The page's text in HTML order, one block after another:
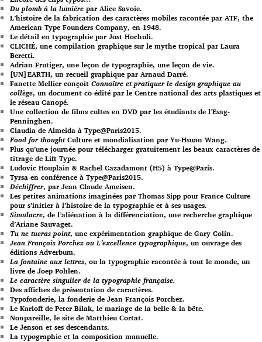
Du plomb à la lumière par Alice Savoie.
L’histoire de la fabrication des caractères mobiles racontée par ATF, the
American Type Founders Company, en 1948.
Le détail en typographie par Jost Hochuli.
CLICHÉ, une compilation graphique sur le mythe tropical par Laura
Beretti.
Adrian Frutiger, une leçon de typographie, une leçon de vie.
[UN]EARTH, un recueil graphique par Arnaud Darré.
Fanette Mellier conçoit Connaître et pratiquer le design graphique au
collège, un document co-édité par le Centre national des arts plastiques et
le réseau Canopé.
Une collection de films cultes en DVD par les étudiants de l’Esag-
Penninghen.
Claudia de Almeida à Type@Paris2015.
Food for thoughtCulture et mondialisation par Yu-Hsuan Wang.
Plus qu’une journée pour télécharger gratuitement les beaux caractères de
titrage de Lift Type.
Ludovic Houplain & Rachel Cazadamont (H5) à Type@Paris.
Tyrsa en conférence à Type@Paris2015.
Déchiffrer, par Jean Claude Ameisen.
Les petites animations imaginées par Thomas Sipp pour France Culture
pour s’initier à l’histoire de la typographie et à ses usages.
Simulacre, de l’aliénation à la différenciation, une recherche graphique
d’Ariane Sauvaget.
Tu ne tueras point, une expérimentation graphique de Gary Colin.
Jean François Porchez ou L’excellence typographique, un ouvrage des
éditions Adverbum.
La fontaine aux lettres, ou la typographie racontée à tout le monde, un
livre de Joep Pohlen.
Le caractère singulier de la typographie française.
Des affiches de présentation de caractères.
Typofonderie, la fonderie de Jean François Porchez.
Le Karloff de Peter Bilak, le mariage de la belle & la bête.
Nonpareille, le site de Matthieu Cortat.
Le Jenson et ses descendants.
La typographie et la composition manuelle.